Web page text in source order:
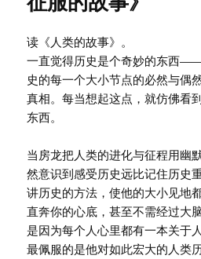
读《人类的故事》。
一直觉得历史是个奇妙的东西
史的每一个大小节点的必然与偶
真相。每当想起这点，就仿佛看
东西。
当房龙把人类的进化与征程用幽
然意识到感受历史远比记住历史
讲历史的方法，使他的大小见地
直奔你的心底，甚至不需经过
是因为每个人心里都有一本关于
最佩服的是他对如此宏大的人类